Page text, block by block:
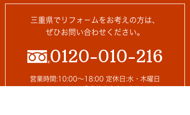
三重県でリフォ－ムをお考えの方は、
ぜひお問い合わせください。
0120-010-216
営業時間:10:00～18:00 定休日:水・木曜日